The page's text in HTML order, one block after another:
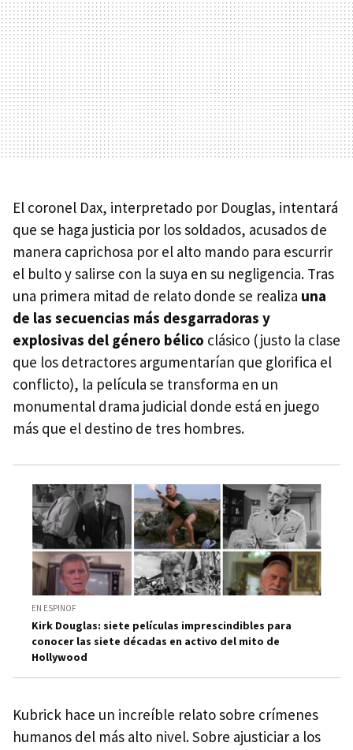
El coronel Dax, interpretado por Douglas, intentará
que se haga justicia por los soldados, acusados de
manera caprichosa por el alto mando para escurrir
el bulto y salirse con la suya en su negligencia. Tras
una primera mitad de relato donde se realiza una
de las secuencias más desgarradoras y
explosivas del género bélico clásico (justo la clase
que los detractores argumentarían que glorifica el
conflicto), la película se transforma en un
monumental drama judicial donde está en juego
más que el destino de tres hombres.
EN ESPINOF
Kirk Douglas: siete películas imprescindibles para
conocer las siete décadas en activo del mito de
Hollywood
Kubrick hace un increíble relato sobre crímenes
humanos del más alto nivel. Sobre ajusticiar a los